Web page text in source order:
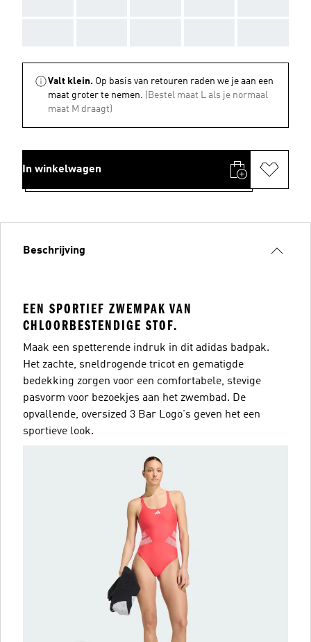
Valt klein. Op basis van retouren raden we je aan een
maat groter te nemen. (Bestel maat L als je normaal
maat M draagt)
In winkelwagen
Beschrijving
EEN SPORTIEF ZWEMPAK VAN
CHLOORBESTENDIGE STOF.
Maak een spetterende indruk in dit adidas badpak.
Het zachte, sneldrogende tricot en gematigde
bedekking zorgen voor een comfortabele, stevige
pasvorm voor bezoekjes aan het zwembad. De
opvallende, oversized 3 Bar Logo's geven het een
sportieve look.